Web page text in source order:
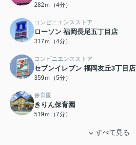
282ｍ（4分）
コンビニエンスストア
ローソン 福岡長尾五丁目店
317ｍ（4分）
コンビニエンスストア
セブンイレブン 福岡友丘3丁目店
359ｍ（5分）
保育園
きりん保育園
519ｍ（7分）
すべて見る